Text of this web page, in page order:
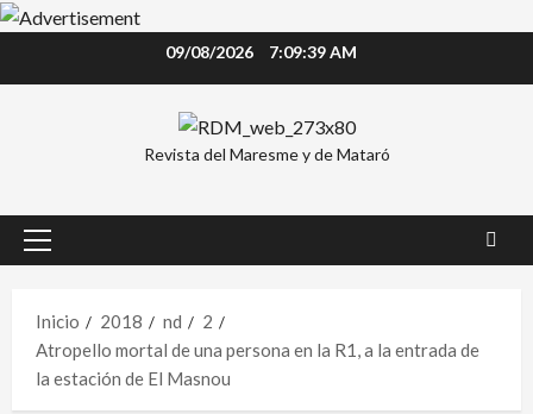
09/08/2026 7:09:40 AM
Revista del Maresme y de Mataró
Menú
Inicio
2018 nd
2
Atropello mortal de una persona en la R1, a la entrada de
la estación de El Masnou